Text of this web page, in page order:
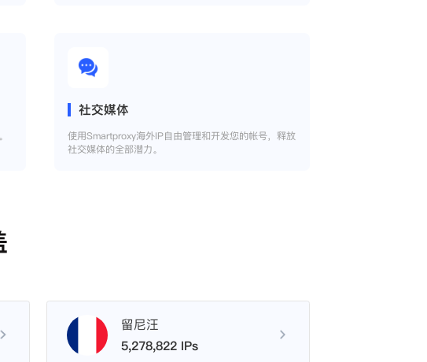
社交媒体
使用Smartproxy海外IP自由管理和开发您的帐号，释放
社交媒体的全部潜力。
留尼汪
5,278,822 IPs